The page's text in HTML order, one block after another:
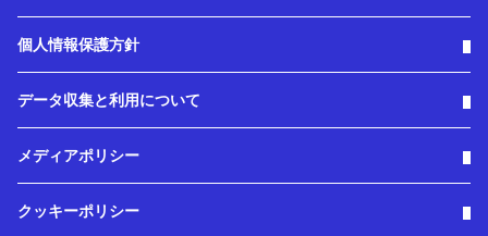
個人情報保護方針
データ収集と利用について
メディアポリシー
クッキーポリシー